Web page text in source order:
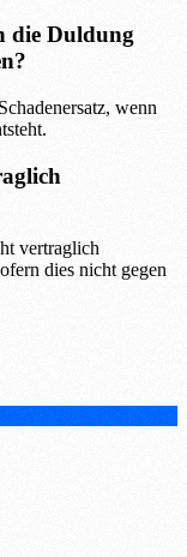
die Duldung
wenn
vertraglich
dies nicht gegen